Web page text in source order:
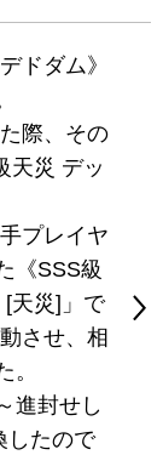
ドダム》
際、その
天災 デッ
プレイヤ
《SSS級
[天災]」で
させ、相
。
進封せし
したので